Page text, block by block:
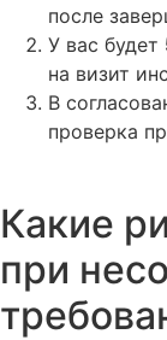
после
У вас будет
на визит
В
проверка
Какие
при